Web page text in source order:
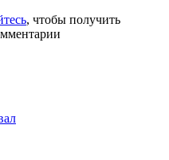
, чтобы получить